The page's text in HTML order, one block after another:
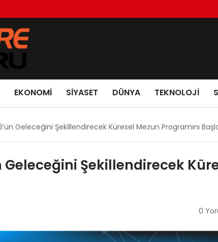
EKONOMİ SİYASET DÜNYA TEKNOLOJİ
Geleceğini Şekillendirecek Küresel Mezun Programını
Geleceğini Şekillendirecek
0